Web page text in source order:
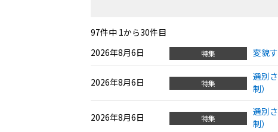
97件中 1から30件目
2026年8月6日
特集 変貌
2026年8月6日 特集
選別
制）
2026年8月6日 特集
選別
制）